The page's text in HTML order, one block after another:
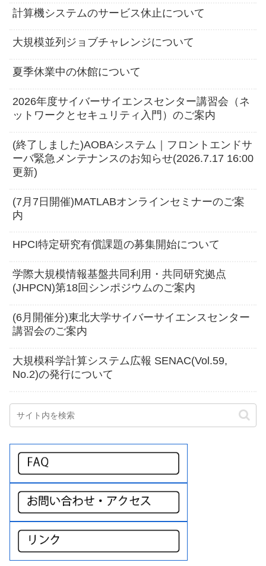
計算機システムのサービス休止について
大規模並列ジョブチャレンジについて
夏季休業中の休館について
2026年度サイバーサイエンスセンター講習会（ネ
ットワークとセキュリティ入門）のご案内
(終了しました)AOBAシステム｜フロントエンドサ
ーバ緊急メンテナンスのお知らせ(2026.7.17 16:00
更新)
(7月7日開催)MATLABオンラインセミナーのご案
内
HPCI特定研究有償課題の募集開始について
学際大規模情報基盤共同利用・共同研究拠点
(JHPCN)第18回シンポジウムのご案内
(6月開催分)東北大学サイバーサイエンスセンター
講習会のご案内
大規模科学計算システム広報 SENAC(Vol.59,
No.2)の発行について